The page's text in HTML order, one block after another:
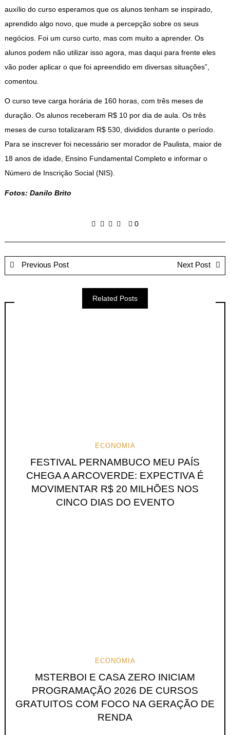
auxílio do curso esperamos que os alunos tenham se inspirado,
aprendido algo novo, que mude a percepção sobre os seus
negócios. Foi um curso curto, mas com muito a aprender. Os
alunos podem não utilizar isso agora, mas daqui para frente eles
vão poder aplicar o que foi apreendido em diversas situações”,
comentou.
O curso teve carga horária de 160 horas, com três meses de
duração. Os alunos receberam R$ 10 por dia de aula. Os três
meses de curso totalizaram R$ 530, divididos durante o período.
Para se inscrever foi necessário ser morador de Paulista, maior de
18 anos de idade, Ensino Fundamental Completo e informar o
Número de Inscrição Social (NIS).
Fotos: Danilo Brito
0
Previous Post Next Post
Related Posts
ECONOMIA
FESTIVAL PERNAMBUCO MEU PAÍS
CHEGA A ARCOVERDE: EXPECTIVA É
MOVIMENTAR R$ 20 MILHÕES NOS
CINCO DIAS DO EVENTO
ECONOMIA
MSTERBOI E CASA ZERO INICIAM
PROGRAMAÇÃO 2026 DE CURSOS
GRATUITOS COM FOCO NA GERAÇÃO DE
RENDA